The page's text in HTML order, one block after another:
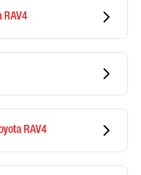
RAV4
RAV4